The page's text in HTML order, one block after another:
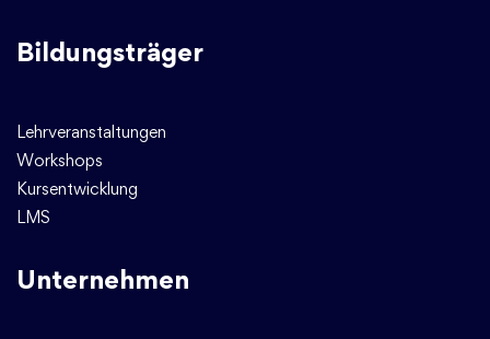
Bildungsträger
Lehrveranstaltungen
Workshops
Kursentwicklung
LMS
Unternehmen